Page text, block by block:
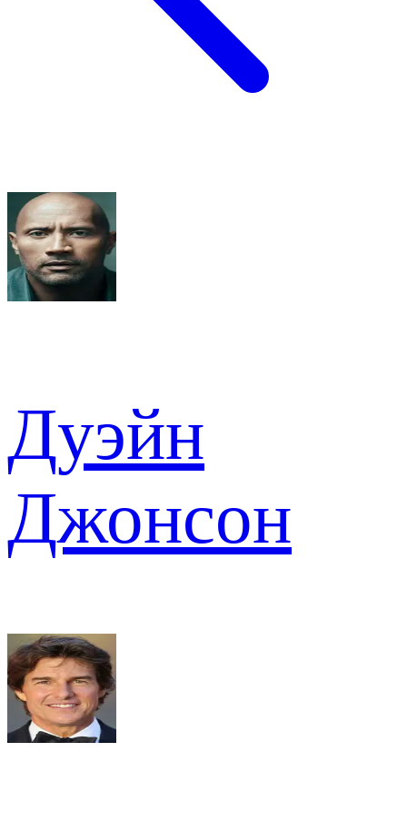
Дуэйн
Джонсон